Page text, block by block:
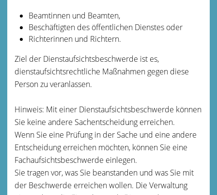
Beamtinnen und Beamten,
Beschäftigten des öffentlichen Dienstes oder
Richterinnen und Richtern.
Ziel der Dienstaufsichtsbeschwerde ist es,
dienstaufsichtsrechtliche Maßnahmen gegen diese
Person zu veranlassen.
Hinweis: Mit einer Dienstaufsichtsbeschwerde können
Sie keine andere Sachentscheidung erreichen.
Wenn Sie eine Prüfung in der Sache und eine andere
Entscheidung erreichen möchten, können Sie eine
Fachaufsichtsbeschwerde einlegen.
Sie tragen vor, was Sie beanstanden und was Sie mit
der Beschwerde erreichen wollen. Die Verwaltung